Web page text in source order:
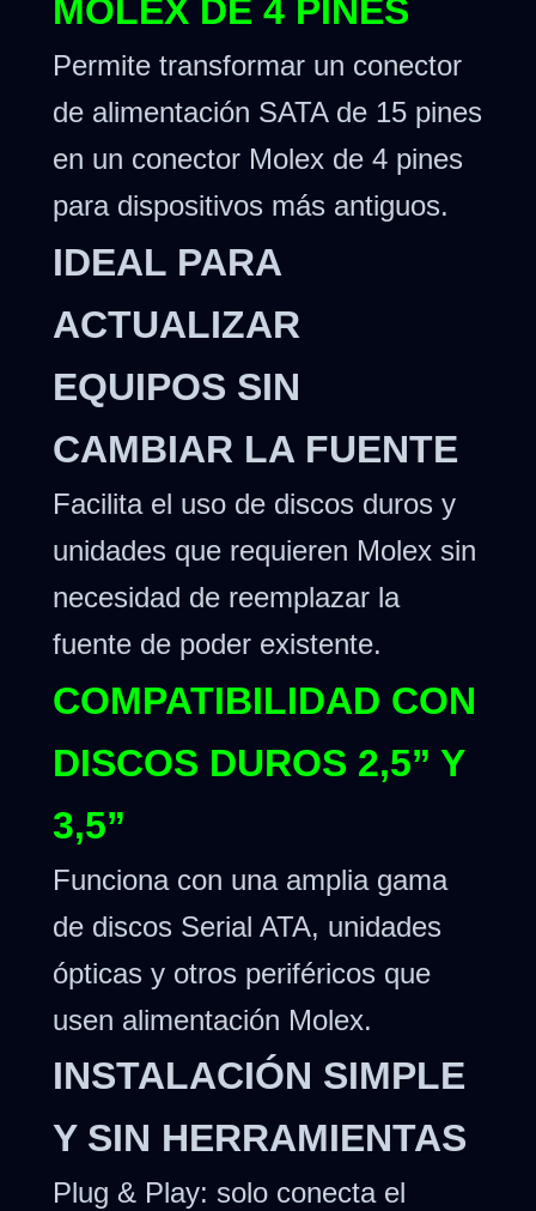
MOLEX DE 4 PINES
Permite transformar un conector
de alimentación SATA de 15 pines
en un conector Molex de 4 pines
para dispositivos más antiguos.
IDEAL PARA
ACTUALIZAR
EQUIPOS SIN
CAMBIAR LA FUENTE
Facilita el uso de discos duros y
unidades que requieren Molex sin
necesidad de reemplazar la
fuente de poder existente.
COMPATIBILIDAD CON
DISCOS DUROS 2,5” Y
3,5”
Funciona con una amplia gama
de discos Serial ATA, unidades
ópticas y otros periféricos que
usen alimentación Molex.
INSTALACIÓN SIMPLE
Y SIN HERRAMIENTAS
Plug & Play: solo conecta el